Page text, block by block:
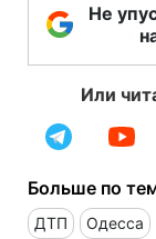
Не
Или
Больше по
ДТП Одесса